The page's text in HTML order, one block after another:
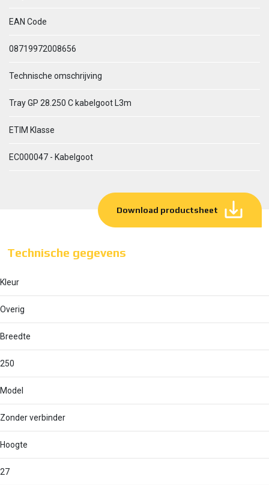
EAN Code
08719972008656
Technische omschrijving
Tray GP 28.250 C kabelgoot L3m
ETIM Klasse
EC000047 - Kabelgoot
Download productsheet
Technische gegevens
Kleur
Overig
Breedte
250
Model
Zonder verbinder
Hoogte
27